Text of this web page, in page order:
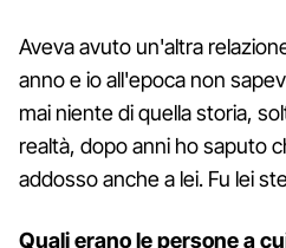
Aveva avuto un'altra
anno e io all'epoca non
mai niente di quella storia,
realtà, dopo anni ho saputo
addosso anche a lei. Fu lei
Quali erano le persone a